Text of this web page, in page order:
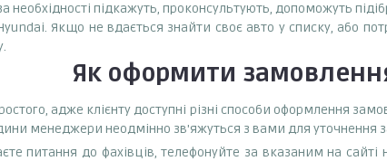
необхідності підкажуть, проконсультують, допоможуть
Якщо не вдається знайти своє авто у списку, або
Як оформити
адже клієнту доступні різні способи оформлення
менеджери неодмінно зв'яжуться з вами для уточнення
питання до фахівців, телефонуйте за вказаним на